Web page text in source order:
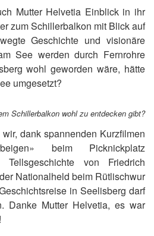
Mutter Helvetia Einblick in ihr
zum Schillerbalkon mit Blick auf
Geschichte und visionäre
See werden durch Fernrohre
wohl geworden wäre, hätte
umgesetzt?
Schillerbalkon wohl zu entdecken gibt?
dank spannenden Kurzfilmen
beim Picknickplatz
von Friedrich
Nationalheld beim Rütlischwur
in Seelisberg darf
Danke Mutter Helvetia, es war